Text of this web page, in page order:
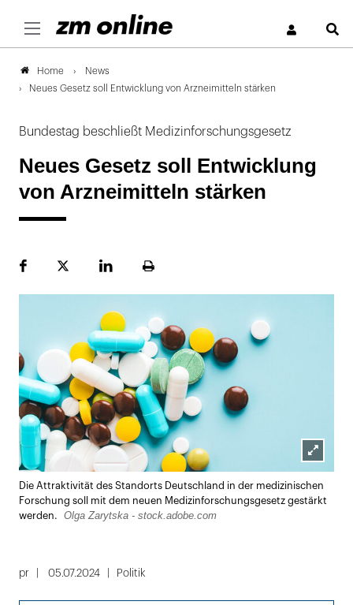
Home
News
Neues Gesetz soll Entwicklung von Arzneimitteln stärken
Bundestag beschließt Medizinforschungsgesetz
Neues Gesetz soll Entwicklung
von Arzneimitteln stärken
FacebookPlattformLinekdInSeite
Lightbox
öffnen
Die Attraktivität des Standorts Deutschland in der medizinischen
Forschung soll mit dem neuen Medizinforschungsgesetz gestärkt
werden.
Olga Zarytska - stock.adobe.com
pr 05.07.2024 Politik